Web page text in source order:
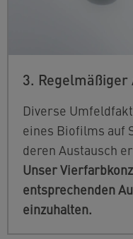
3. Regelmäßiger
Diverse
eines Biofilms auf
deren Austausch
Unser
entsprechenden
einzuhalten.